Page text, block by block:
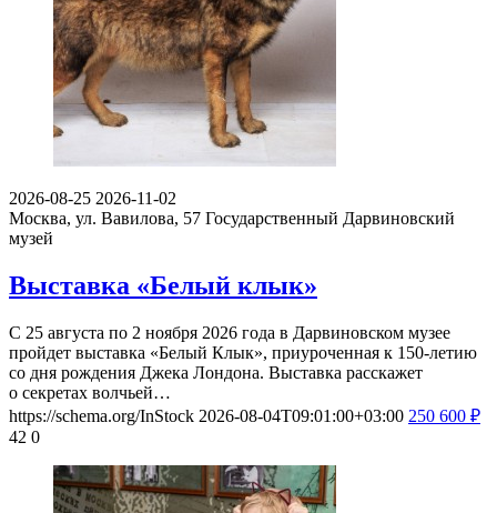
2026-08-25 2026-11-02
Москва, ул. Вавилова, 57 Государственный Дарвиновский
музей
Выставка «Белый клык»
С 25 августа по 2 ноября 2026 года в Дарвиновском музее
пройдет выставка «Белый Клык», приуроченная к 150-летию
со дня рождения Джека Лондона. Выставка расскажет
о секретах волчьей…
https://schema.org/InStock 2026-08-04T09:01:00+03:00 250 600 ₽
42 0